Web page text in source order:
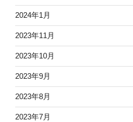
2024年1月
2023年11月
2023年10月
2023年9月
2023年8月
2023年7月